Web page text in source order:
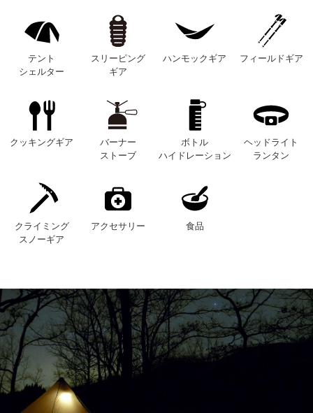
テント
シェルター
スリーピング
ギア
ハンモックギア フィールドギア
クッキングギア
バーナー
ストーブ
ボトル
ハイドレーション
ヘッドライト
ランタン
クライミング
スノーギア
アクセサリー 食品